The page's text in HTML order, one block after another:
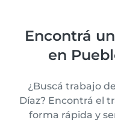
Encontrá
en
¿Buscá trabajo
Díaz? Encontrá el
forma rápida y